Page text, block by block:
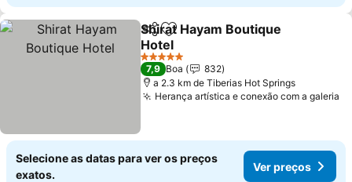
PartilharAdicionar aos favoritos
Shirat Hayam Boutique
Hotel
5 Estrelas
7,9 Boa
832
a 2.3 km de Tiberias Hot Springs
Herança artística e conexão com a galeria
Selecione as datas para ver os preços
exatos.
Ver preços